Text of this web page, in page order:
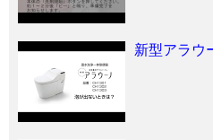
新型アラウ